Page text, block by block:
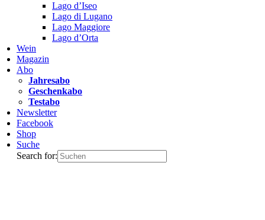
Lago d’Iseo
Lago di Lugano
Lago Maggiore
Lago d’Orta
Wein
Magazin
Abo
Jahresabo
Geschenkabo
Testabo
Newsletter
Facebook
Shop
Suche
Search for: